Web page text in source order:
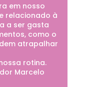
em nosso
relacionado à
a ser gasta
como o
atrapalhar
rotina.
Marcelo